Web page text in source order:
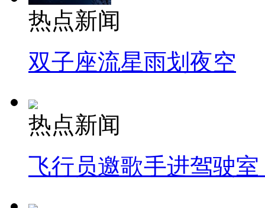
热点新闻
双子座流星雨划夜空
热点新闻
飞行员邀歌手进驾驶